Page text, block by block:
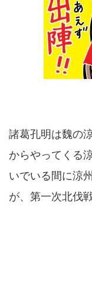
諸葛孔明は魏の
からやってくる
いでいる間に涼
が、第一次北伐